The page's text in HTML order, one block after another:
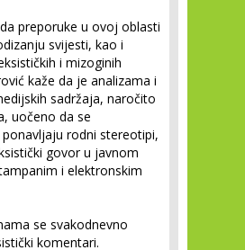
preporuke u ovoj oblasti
svijesti, kao i
i mizoginih
kaže da je analizama i
sadržaja, naročito
uočeno da se
rodni stereotipi,
govor u javnom
i elektronskim
se svakodnevno
komentari.